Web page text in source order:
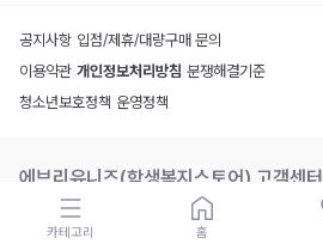
공지사항 입점/제휴/대량구매 문의
이용약관 개인정보처리방침 분쟁해결기준
청소년보호정책 운영정책
에브리유니즈(학생복지스토어) 고객센터
02-6352-9330~1
카테고리 홈